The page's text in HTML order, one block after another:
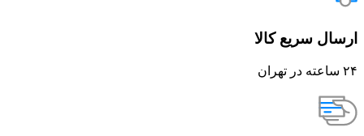
ارسال سریع کالا
۲۴ ساعته در تهران